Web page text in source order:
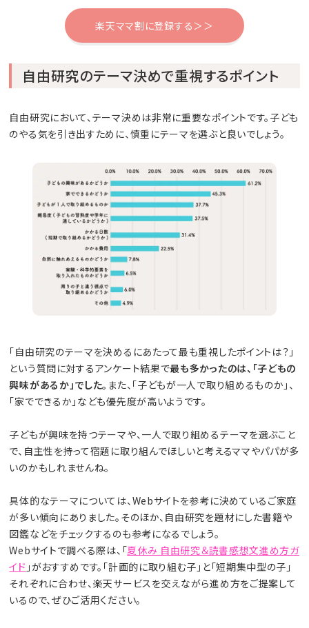
楽天ママ割に登録する＞＞
自由研究のテーマ決めで重視するポイント
自由研究において、テーマ決めは非常に重要なポイントです。子ども
のやる気を引き出すために、慎重にテーマを選ぶと良いでしょう。
「自由研究のテーマを決めるにあたって最も重視したポイントは？」
という質問に対するアンケート結果で最も多かったのは、「子どもの
興味があるか」でした。 また、「子どもが一人で取り組めるものか」、
「家でできるか」なども優先度が高いようです。
子どもが興味を持つテーマや、一人で取り組めるテーマを選ぶこと
で、自主性を持って宿題に取り組んでほしいと考えるママやパパが多
いのかもしれませんね。
具体的なテーマについては、Webサイトを参考に決めているご家庭
が多い傾向にありました。そのほか、自由研究を題材にした書籍や
図鑑などをチェックするのも参考になるでしょう。
Webサイトで調べる際は、「夏休み 自由研究＆読書感想文進め方ガ
イド 」がおすすめです。「計画的に取り組む子」と「短期集中型の子」
それぞれに合わせ、楽天サービスを交えながら進め方をご提案して
いるので、ぜひご活用ください。